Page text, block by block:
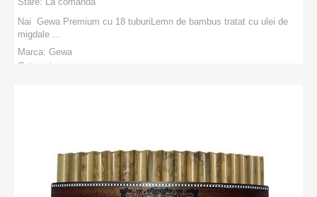
Nai Gewa Premium cu 18 tuburiLemn de bambus tratat cu ulei de
migdale ...
Marca: Gewa
Categorie: